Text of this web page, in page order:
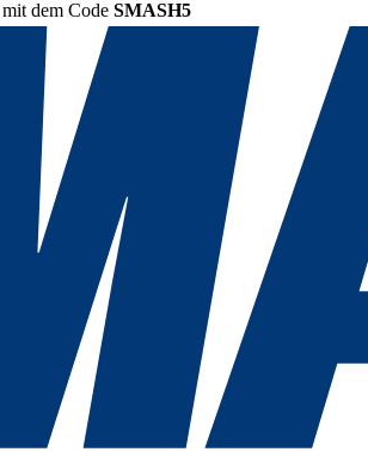
dem Code SMASH5